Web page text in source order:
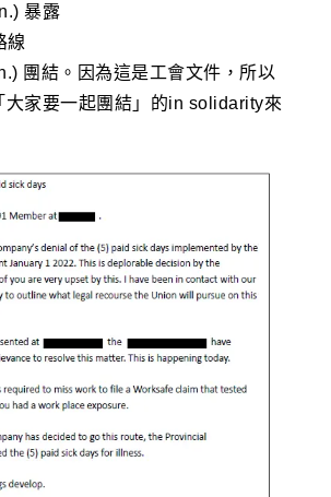
暴露
線
團結。因為這是工會文件，所以
大家要一起團結」的in solidarity來